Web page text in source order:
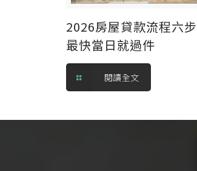
2026房屋貸款流程六
最快當日就過件
閱讀全文